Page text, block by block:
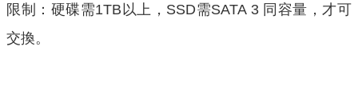
限制：硬碟需1TB以上，SSD需SATA 3 同容量，才可
交換。